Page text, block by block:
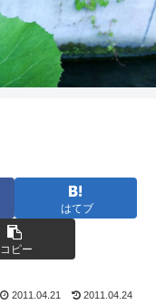
はてブ
コピー
2011.04.21 2011.04.24